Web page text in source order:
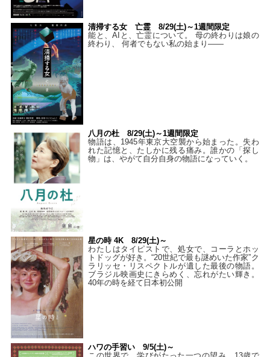
清掃する女 亡霊 8/29(土)～1週間限定
能と、AIと、亡霊について。 母の終わりは娘の
終わり、 何者でもない私の始まり――
八月の杜 8/29(土)～1週間限定
物語は、1945年東京大空襲から始まった。失わ
れた記憶と、たしかに残る痛み。誰かの「探し
物」は、やがて自分自身の物語になっていく。
星の時 4K 8/29(土)～
わたしはタイピストで、処⼥で、コーラとホッ
トドッグが好き。“20世紀で最も謎めいた作家”ク
ラリッセ・リスペクトルが遺した最後の物語。
ブラジル映画史にきらめく、忘れがたい輝き。
40年の時を経て⽇本初公開
ハワの手習い 9/5(土)～